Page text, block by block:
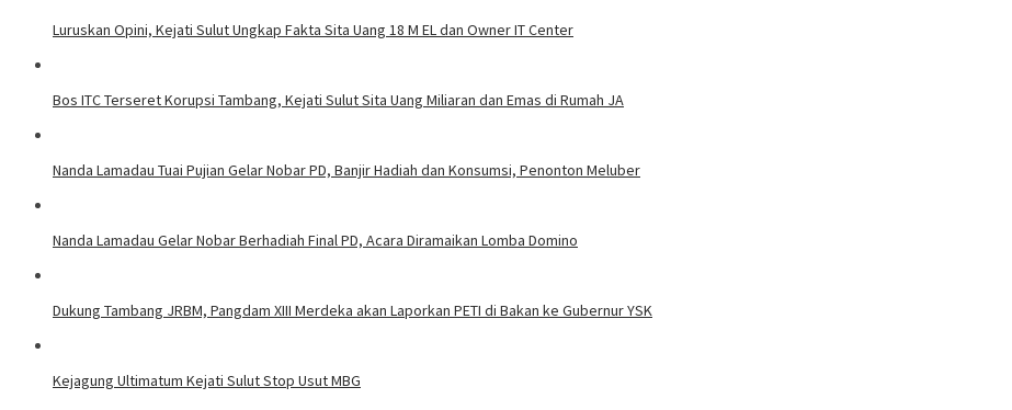
Luruskan Opini, Kejati Sulut Ungkap Fakta Sita Uang 18 M EL dan Owner IT Center
Bos ITC Terseret Korupsi Tambang, Kejati Sulut Sita Uang Miliaran dan Emas di Rumah JA
Nanda Lamadau Tuai Pujian Gelar Nobar PD, Banjir Hadiah dan Konsumsi, Penonton Meluber
Nanda Lamadau Gelar Nobar Berhadiah Final PD, Acara Diramaikan Lomba Domino
Dukung Tambang JRBM, Pangdam XIII Merdeka akan Laporkan PETI di Bakan ke Gubernur YSK
Kejagung Ultimatum Kejati Sulut Stop Usut MBG